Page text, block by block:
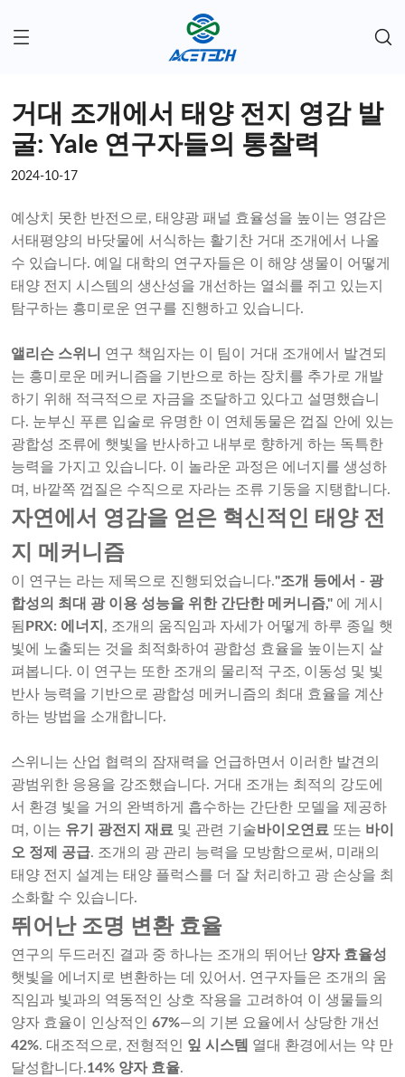
거대 조개에서 태양 전지 영감 발
굴: Yale 연구자들의 통찰력
2024-10-17
예상치 못한 반전으로, 태양광 패널 효율성을 높이는 영감은
서태평양의 바닷물에 서식하는 활기찬 거대 조개에서 나올
수 있습니다. 예일 대학의 연구자들은 이 해양 생물이 어떻게
태양 전지 시스템의 생산성을 개선하는 열쇠를 쥐고 있는지
탐구하는 흥미로운 연구를 진행하고 있습니다.
앨리슨 스위니 연구 책임자는 이 팀이 거대 조개에서 발견되
는 흥미로운 메커니즘을 기반으로 하는 장치를 추가로 개발
하기 위해 적극적으로 자금을 조달하고 있다고 설명했습니
다. 눈부신 푸른 입술로 유명한 이 연체동물은 껍질 안에 있는
광합성 조류에 햇빛을 반사하고 내부로 향하게 하는 독특한
능력을 가지고 있습니다. 이 놀라운 과정은 에너지를 생성하
며, 바깥쪽 껍질은 수직으로 자라는 조류 기둥을 지탱합니다.
자연에서 영감을 얻은 혁신적인 태양 전
지 메커니즘
이 연구는 라는 제목으로 진행되었습니다."조개 등에서 - 광
합성의 최대 광 이용 성능을 위한 간단한 메커니즘," 에 게시
됨 PRX: 에너지 , 조개의 움직임과 자세가 어떻게 하루 종일 햇
빛에 노출되는 것을 최적화하여 광합성 효율을 높이는지 살
펴봅니다. 이 연구는 또한 조개의 물리적 구조, 이동성 및 빛
반사 능력을 기반으로 광합성 메커니즘의 최대 효율을 계산
하는 방법을 소개합니다.
스위니는 산업 협력의 잠재력을 언급하면서 이러한 발견의
광범위한 응용을 강조했습니다. 거대 조개는 최적의 강도에
서 환경 빛을 거의 완벽하게 흡수하는 간단한 모델을 제공하
며, 이는 유기 광전지 재료 및 관련 기술바이오연료 또는 바이
오 정제 공급. 조개의 광 관리 능력을 모방함으로써, 미래의
태양 전지 설계는 태양 플럭스를 더 잘 처리하고 광 손상을 최
소화할 수 있습니다.
뛰어난 조명 변환 효율
연구의 두드러진 결과 중 하나는 조개의 뛰어난 양자 효율성
햇빛을 에너지로 변환하는 데 있어서. 연구자들은 조개의 움
직임과 빛과의 역동적인 상호 작용을 고려하여 이 생물들의
양자 효율이 인상적인 67%—의 기본 요율에서 상당한 개선
42%. 대조적으로, 전형적인 잎 시스템 열대 환경에서는 약 만
달성합니다.14% 양자 효율.